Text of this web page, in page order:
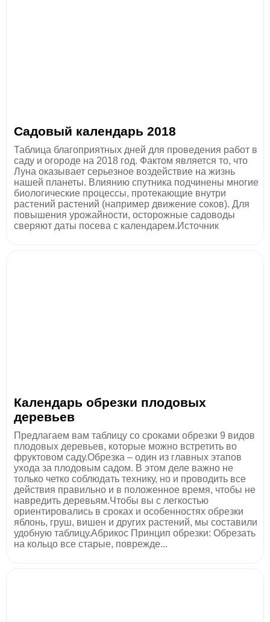
Садовый календарь 2018
Таблица благоприятных дней для проведения работ в
саду и огороде на 2018 год. Фактом является то, что
Луна оказывает серьезное воздействие на жизнь
нашей планеты. Влиянию спутника подчинены многие
биологические процессы, протекающие внутри
растений растений (например движение соков). Для
повышения урожайности, осторожные садоводы
сверяют даты посева с календарем.Источник
Календарь обрезки плодовых
деревьев
Предлагаем вам таблицу со сроками обрезки 9 видов
плодовых деревьев, которые можно встретить во
фруктовом саду.Обрезка – один из главных этапов
ухода за плодовым садом. В этом деле важно не
только четко соблюдать технику, но и проводить все
действия правильно и в положенное время, чтобы не
навредить деревьям.Чтобы вы с легкостью
ориентировались в сроках и особенностях обрезки
яблонь, груш, вишен и других растений, мы составили
удобную таблицу.Абрикос Принцип обрезки: Обрезать
на кольцо все старые, поврежде...